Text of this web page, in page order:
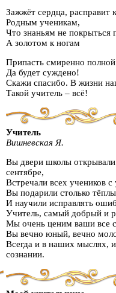
Зажжёт сердца, расправит
Родным ученикам,
Что знаньям не покрыться
А золотом к ногам
Припасть смиренно
Да будет суждено!
Скажи спасибо. В жизни
Такой учитель – всё!
Учитель
Вишневская Я.
Вы двери школы
сентябре,
Встречали всех учеников с
Вы подарили столько
И научили исправлять
Учитель, самый добрый и
Мы очень ценим ваши все
Вы вечно юный, вечно
Всегда и в наших мыслях,
сознании.